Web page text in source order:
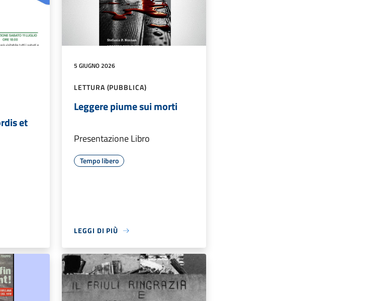
et
5 GIUGNO 2026
LETTURA (PUBBLICA)
Leggere piume sui morti
Presentazione Libro
Tempo libero
LEGGI DI PIÙ